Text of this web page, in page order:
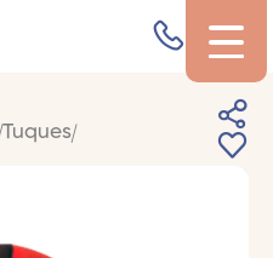
Tuques